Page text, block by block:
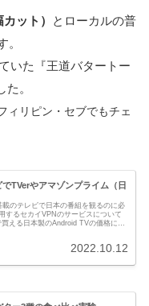
ット）
とローカルの普
。
いた『王道バタートー
。
ィリピン・セブでもチェ
TVerやアマゾンプライム（日
のテレビで日本の番組を観るのに必
するセカイVPNのサービスについて
える日本製のAndroid TVの価格につ
2022.10.12